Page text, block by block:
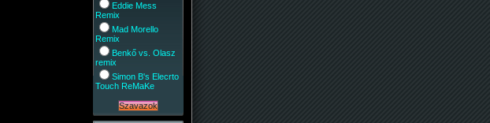
Eddie Mess
Remix
Mad Morello
Remix
Benkő vs. Olasz
remix
Simon B's Elecrto
Touch ReMaKe